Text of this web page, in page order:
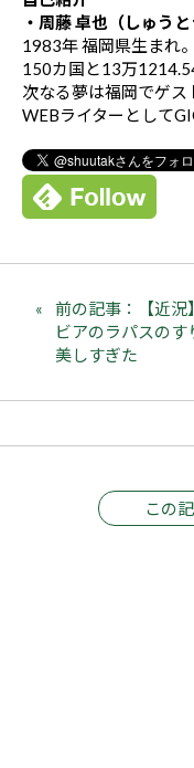
・周藤 卓也（しゅうと
1983年 福岡県生まれ。
150カ国と13万
次なる夢は福岡でゲス
WEBライターとして
前の記事：【近況
ビアのラパスのす
美しすぎた
この